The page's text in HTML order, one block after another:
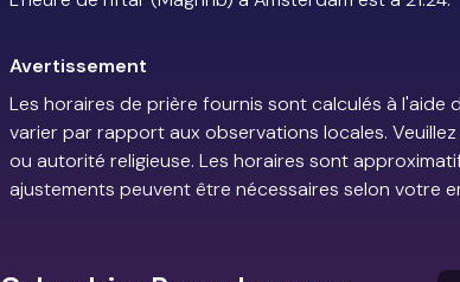
Avertissement
Les horaires de prière fournis sont calculés à
varier par rapport aux observations locales.
ou autorité religieuse. Les horaires sont
ajustements peuvent être nécessaires selon votre